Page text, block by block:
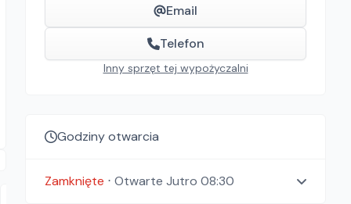
Email
Telefon
Inny sprzęt tej wypożyczalni
Godziny otwarcia
Zamknięte ⋅ Otwarte Jutro 08:30